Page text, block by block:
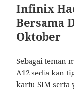
Infinix
Bersama
Oktober
Sebagai teman
A12 sedia kan
kartu SIM serta